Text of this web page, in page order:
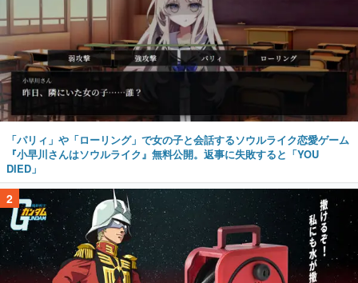
「パリィ」や「ローリング」で女の子と会話するソウルライク恋愛ゲーム
『小早川さんはソウルライク』無料公開。返事に失敗すると「YOU
DIED」
2